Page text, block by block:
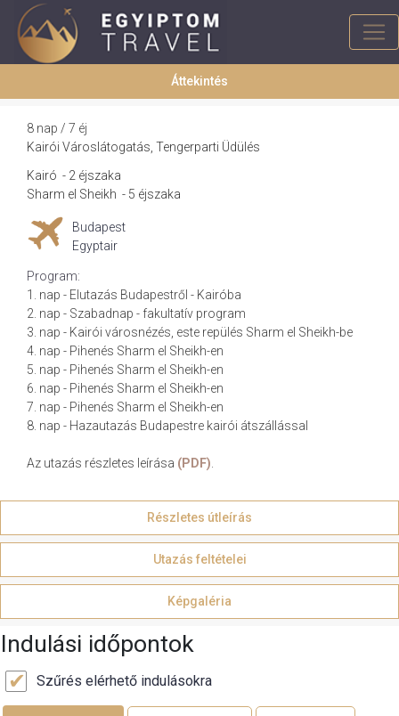
Áttekintés
8 nap / 7 éj
Kairói Városlátogatás, Tengerparti Üdülés
Kairó - 2 éjszaka
Sharm el Sheikh - 5 éjszaka
Budapest
Egyptair
Program:
1. nap - Elutazás Budapestről - Kairóba
2. nap - Szabadnap - fakultatív program
3. nap - Kairói városnézés, este repülés Sharm el Sheikh-be
4. nap - Pihenés Sharm el Sheikh-en
5. nap - Pihenés Sharm el Sheikh-en
6. nap - Pihenés Sharm el Sheikh-en
7. nap - Pihenés Sharm el Sheikh-en
8. nap - Hazautazás Budapestre kairói átszállással
Az utazás részletes leírása (PDF)
Részletes útleírás
Utazás feltételei
Képgaléria
Indulási időpontok
Szűrés elérhető indulásokra